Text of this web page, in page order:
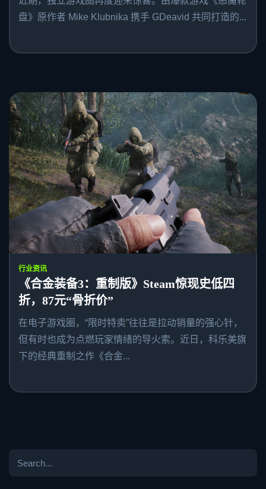
盘》原作者 Mike Klubnika 携手 GDeavid 共同打造的...
行业资讯
《合金装备3：重制版》Steam惊现史低四
折，87元“骨折价”
在电子游戏圈，“限时特卖”往往是拉动销量的强心针，
但有时也成为点燃玩家情绪的导火索。近日，科乐美旗
下的经典重制之作《合金...